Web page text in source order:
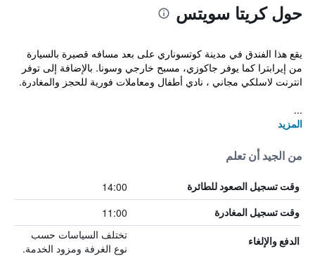
حول كريتا سويتس
يقع هذا الفندق في مدينة كوتسوناري على بعد مسافه قصيرة بالسيارة
من إيرابترا كما يوفر جاكوزي، مسبح خارجي وسونا. بالإضافة إلى توفر
انترنت لاسلكي مجاني ، نادي أطفال ومعاملات فورية للحجز والمغادرة.
...
المزيد
من الجيد أن تعلم
وقت تسجيل الصعود للطائرة 14:00
وقت تسجيل المغادرة 11:00
الدفع والإلغاء
تختلف السياسات حسب
نوع الغرفة ومزود الخدمة.